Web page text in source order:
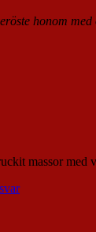
honom
massor med